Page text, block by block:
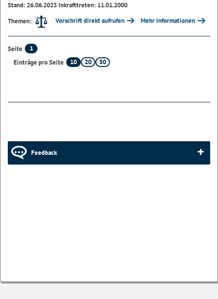
Stand: 26.06.2023 Inkrafttreten: 11.01.2000
Themen:
Vorschrift direkt aufrufen Mehr Informationen
Seite
1
Einträge pro Seite
10 20 50
Feedback